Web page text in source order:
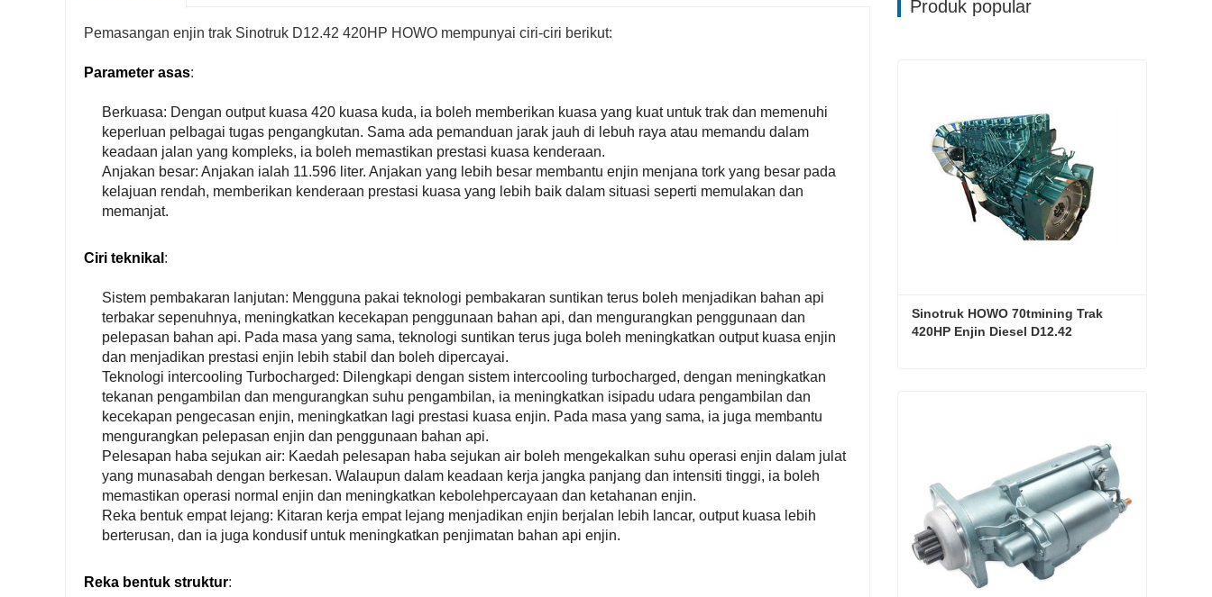
Pemasangan enjin trak Sinotruk D12.42 420HP HOWO mempunyai ciri-ciri berikut:
Parameter asas:
Berkuasa: Dengan output kuasa 420 kuasa kuda, ia boleh memberikan kuasa yang kuat untuk trak dan memenuhi
keperluan pelbagai tugas pengangkutan. Sama ada pemanduan jarak jauh di lebuh raya atau memandu dalam
keadaan jalan yang kompleks, ia boleh memastikan prestasi kuasa kenderaan.
Anjakan besar: Anjakan ialah 11.596 liter. Anjakan yang lebih besar membantu enjin menjana tork yang besar pada
kelajuan rendah, memberikan kenderaan prestasi kuasa yang lebih baik dalam situasi seperti memulakan dan
memanjat.
Ciri teknikal :
Sistem pembakaran lanjutan: Mengguna pakai teknologi pembakaran suntikan terus boleh menjadikan bahan api
terbakar sepenuhnya, meningkatkan kecekapan penggunaan bahan api, dan mengurangkan penggunaan dan
pelepasan bahan api. Pada masa yang sama, teknologi suntikan terus juga boleh meningkatkan output kuasa enjin
dan menjadikan prestasi enjin lebih stabil dan boleh dipercayai.
Teknologi intercooling Turbocharged: Dilengkapi dengan sistem intercooling turbocharged, dengan meningkatkan
tekanan pengambilan dan mengurangkan suhu pengambilan, ia meningkatkan isipadu udara pengambilan dan
kecekapan pengecasan enjin, meningkatkan lagi prestasi kuasa enjin. Pada masa yang sama, ia juga membantu
mengurangkan pelepasan enjin dan penggunaan bahan api.
Pelesapan haba sejukan air: Kaedah pelesapan haba sejukan air boleh mengekalkan suhu operasi enjin dalam julat
yang munasabah dengan berkesan. Walaupun dalam keadaan kerja jangka panjang dan intensiti tinggi, ia boleh
memastikan operasi normal enjin dan meningkatkan kebolehpercayaan dan ketahanan enjin.
Reka bentuk empat lejang: Kitaran kerja empat lejang menjadikan enjin berjalan lebih lancar, output kuasa lebih
berterusan, dan ia juga kondusif untuk meningkatkan penjimatan bahan api enjin.
Reka bentuk struktur:
Produk popular
Sinotruk HOWO 70tmining Trak
420HP Enjin Diesel D12.42